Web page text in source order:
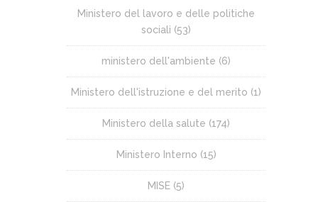
Ministero del lavoro e delle politiche
sociali (53)
ministero dell'ambiente (6)
Ministero dell'istruzione e del merito (1)
Ministero della salute (174)
Ministero Interno (15)
MISE (5)